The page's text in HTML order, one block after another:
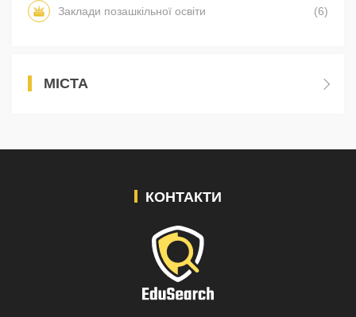
Заклади позашкільної освіти (6)
МІСТА
КОНТАКТИ